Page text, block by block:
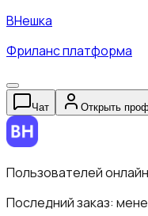
ВНешка
Фриланс платформа
Чат Открыть
Пользователей
Последний заказ: